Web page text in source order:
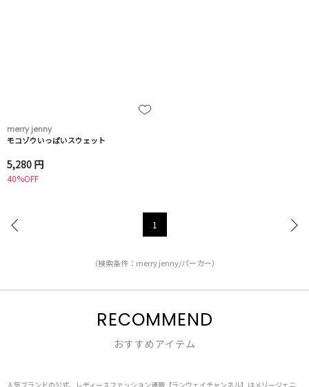
merry jenny
モコゾウいっぱいスウェット
5,280 円
40%OFF
1
（検索条件：merry jenny/パーカー）
RECOMMEND
おすすめアイテム
人気ブランドの公式、レディースファッション通販【ランウェイチャンネル】はメリージェニ